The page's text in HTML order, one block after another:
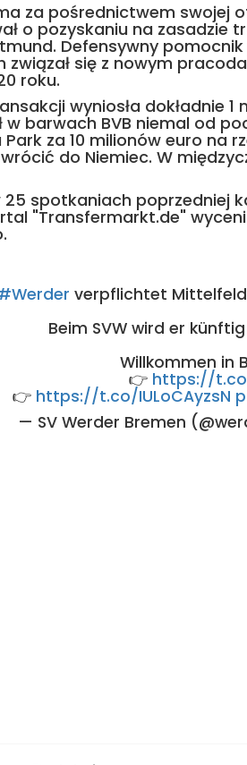
za pośrednictwem swojej
o pozyskaniu na zasadzie
Defensywny
związał się z nowym
roku.
wyniosła dokładnie
barwach BVB niemal od
Park za 10 milionów euro na
do Niemiec. W
25 spotkaniach poprzedniej
"Transfermarkt.de"
verpflichtet
Beim SVW wird er
Willkommen in
👉 https://
👉 https://t.co/IULoCAyzsN
— SV Werder Bremen